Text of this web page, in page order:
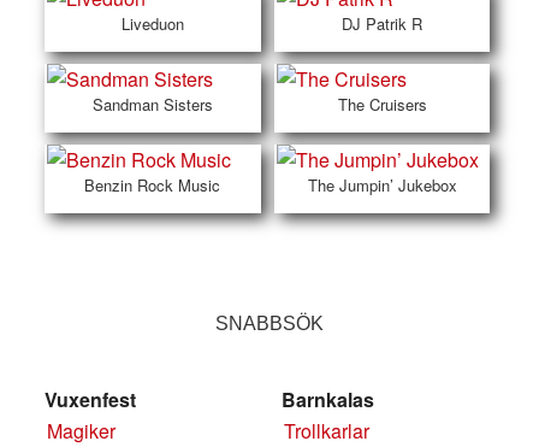
Liveduon DJ Patrik R
Sandman Sisters The Cruisers
Benzin Rock Music The Jumpin’ Jukebox
SNABBSÖK
Vuxenfest
Magiker
Barnkalas
Trollkarlar